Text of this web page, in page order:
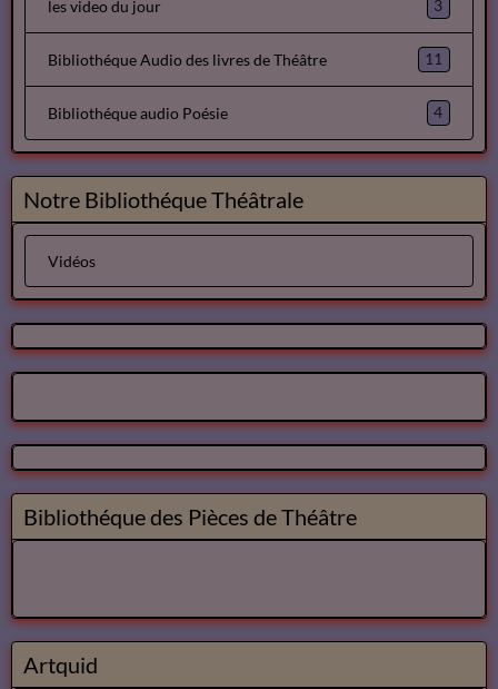
les video du jour 3
Bibliothéque Audio des livres de Théâtre 11
Bibliothéque audio Poésie 4
Notre Bibliothéque Théâtrale
Vidéos
Bibliothéque des Pièces de Théâtre
Artquid